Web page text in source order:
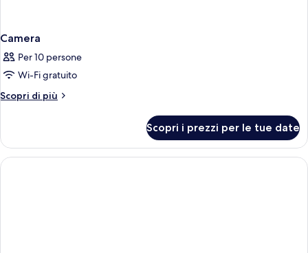
Camera
Per 10 persone
Wi-Fi gratuito
Scopri di più
Altri
Scopri i prezzi per le tue date